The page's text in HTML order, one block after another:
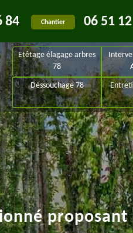
84 Chantier 06 51
Etêtage élagage arbres
78
Déssouchage 78